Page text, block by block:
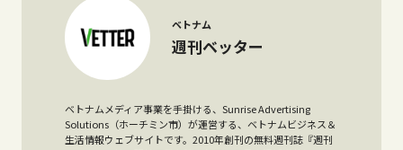
ベトナム
週刊ベッター
ベトナムメディア事業を手掛ける、Sunrise Advertising
Solutions（ホーチミン市）が運営する、ベトナムビジネス＆
生活情報ウェブサイトです。2010年創刊の無料週刊誌『週刊